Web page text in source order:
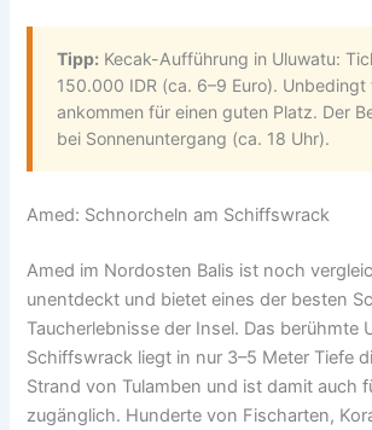
Tipp: Kecak-Aufführung in Uluwatu:
150.000 IDR (ca. 6–9 Euro). Unbedingt
ankommen für einen guten Platz. Der
bei Sonnenuntergang (ca. 18 Uhr).
Amed: Schnorcheln am Schiffswrack
Amed im Nordosten Balis ist noch
unentdeckt und bietet eines der besten
Taucherlebnisse der Insel. Das berühmte
Schiffswrack liegt in nur 3–5 Meter Tiefe
Strand von Tulamben und ist damit auch
zugänglich. Hunderte von Fischarten,